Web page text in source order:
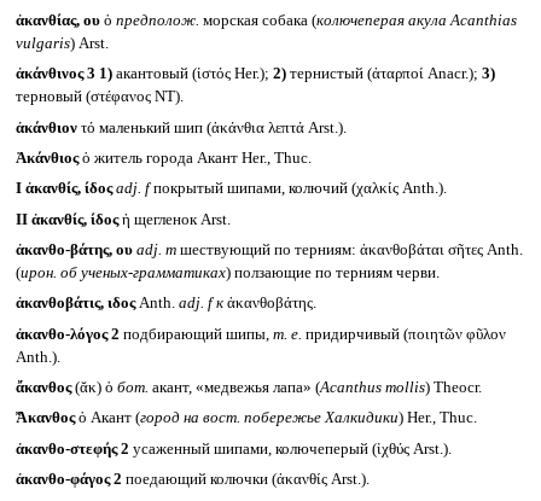
ἀκανθίας, ουὁ предполож. морская собака (колючеперая акула Acanthias
vulgaris) Arst.
ἀκάνθινος 3 1)акантовый (ἱστός Her.); 2)тернистый (ἀταρποί Anacr.); 3)
терновый (στέφανος NT).
ἀκάνθιον τό маленький шип (ἀκάνθια λεπτά Arst.).
Ἀκάνθιοςὁ житель города Акант Her., Thuc.
I ἀκανθίς, ίδοςadj. fпокрытый шипами, колючий (χαλκίς Anth.).
II ἀκανθίς, ίδοςἡ щегленок Arst.
ἀκανθο-βάτης, ου adj. mшествующий по терниям: ἀκανθοβάται σῆτες Anth.
(ирон. об ученых-грамматиках) ползающие по терниям черви.
ἀκανθοβάτις, ιδοςAnth. adj. f кἀκανθοβάτης.
ἀκανθο-λόγος 2 подбирающий шипы, т. е. придирчивый (ποιητῶν φῦλον
Anth.).
ἄκανθος(ᾰκ) ὁ бот. акант, «медвежья лапа» (Acanthus mollis) Theocr.
Ἄκανθοςὁ Акант (город на вост. побережье Халкидики) Her., Thuc.
ἀκανθο-στεφής 2 усаженный шипами, колючеперый (ἰχθύς Arst.).
ἀκανθο-φάγος 2 поедающий колючки (ἀκανθίς Arst.).